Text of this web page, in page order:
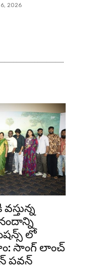
2026
లో
సాంగ్ లాంచ్
పవన్